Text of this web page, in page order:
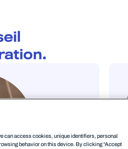
can access cookies, unique identifiers, personal
behavior on this device. By clicking “Accept